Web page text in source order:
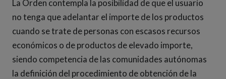
La Orden contempla la posibilidad de que el usuario
no tenga que adelantar el importe de los productos
cuando se trate de personas con escasos recursos
económicos o de productos de elevado importe,
siendo competencia de las comunidades autónomas
la definición del procedimiento de obtención de la